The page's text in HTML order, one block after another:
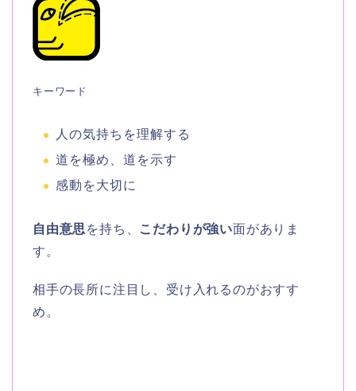
キーワード
人の気持ちを理解する
道を極め、道を示す
感動を大切に
自由意思 を持ち、 こだわりが強い面がありま
す。
相手の長所に注目し、受け入れるのがおすす
め。